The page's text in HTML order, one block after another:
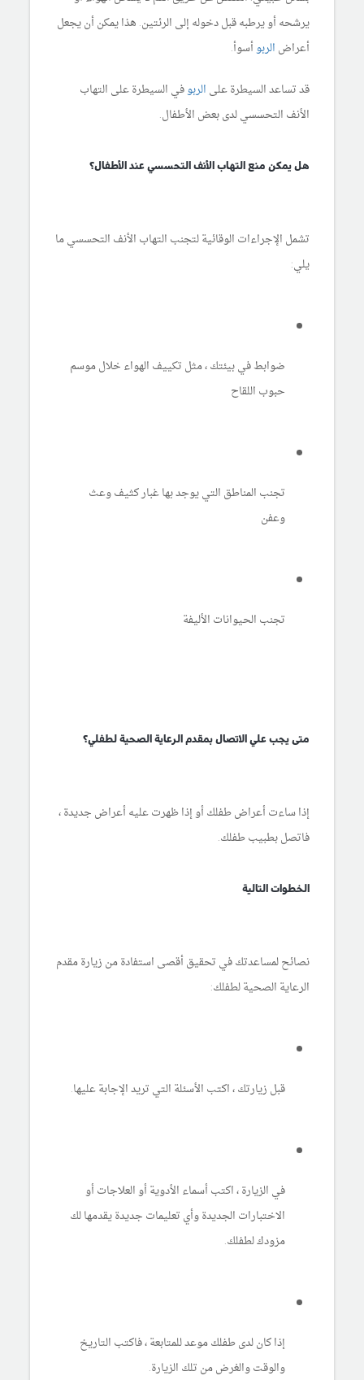
يرشحه أو يرطبه قبل دخوله إلى الرئتين. هذا يمكن أن يجعل
أعراض الربوأسوأ.
قد تساعد السيطرة على الربوفي السيطرة على التهاب
الأنف التحسسي لدى بعض الأطفال.
هل يمكن منع التهاب الأنف التحسسي عند الأطفال؟
تشمل الإجراءات الوقائية لتجنب التهاب الأنف التحسسي ما
يلي:
ضوابط في بيئتك ، مثل تكييف الهواء خلال موسم
حبوب اللقاح
تجنب المناطق التي يوجد بها غبار كثيف وعث
وعفن
تجنب الحيوانات الأليفة
متى يجب علي الاتصال بمقدم الرعاية الصحية لطفلي؟
إذا ساءت أعراض طفلك أو إذا ظهرت عليه أعراض جديدة ،
فاتصل بطبيب طفلك.
الخطوات التالية
نصائح لمساعدتك في تحقيق أقصى استفادة من زيارة مقدم
الرعاية الصحية لطفلك:
قبل زيارتك ، اكتب الأسئلة التي تريد الإجابة عليها.
في الزيارة ، اكتب أسماء الأدوية أو العلاجات أو
الاختبارات الجديدة وأي تعليمات جديدة يقدمها لك
مزودك لطفلك.
إذا كان لدى طفلك موعد للمتابعة ، فاكتب التاريخ
والوقت والغرض من تلك الزيارة.